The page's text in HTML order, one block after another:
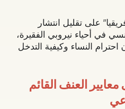
على تقليل انتشار
في أحياء نيروبي الفقيرة،
احترام النساء وكيفية التدخل
معايير العنف القائم